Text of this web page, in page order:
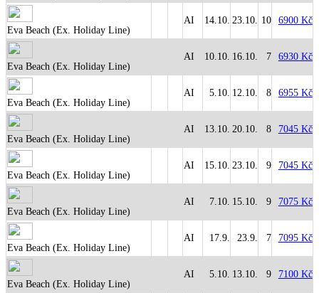
Eva Beach (Ex. Holiday Line)
AI 14.10. 23.10. 10 6900 Kč
Eva Beach (Ex. Holiday Line)
AI 10.10. 16.10. 7 6930 Kč
Eva Beach (Ex. Holiday Line)
AI 5.10. 12.10. 8 6955 Kč
Eva Beach (Ex. Holiday Line)
AI 13.10. 20.10. 8 7045 Kč
Eva Beach (Ex. Holiday Line)
AI 15.10. 23.10. 9 7045 Kč
Eva Beach (Ex. Holiday Line)
AI 7.10. 15.10. 9 7075 Kč
Eva Beach (Ex. Holiday Line)
AI 17.9. 23.9. 7 7095 Kč
Eva Beach (Ex. Holiday Line)
AI 5.10. 13.10. 9 7100 Kč